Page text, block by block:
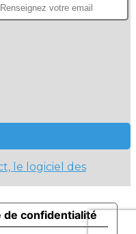
le logiciel des
de confidentialité